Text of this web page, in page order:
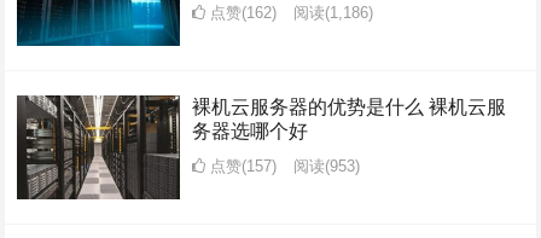
点赞(162) 阅读(1,186)
裸机云服务器的优势是什么 裸机云服
务器选哪个好
点赞(157) 阅读(953)